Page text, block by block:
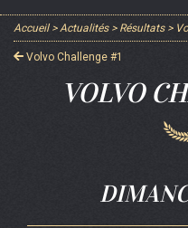
Accueil> Actualités> Résultats>
Volvo Challenge #1
VOLVO